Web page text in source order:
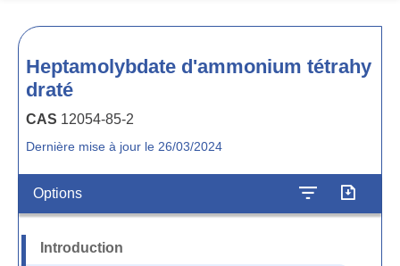
Heptamolybdate d'ammonium tétrahy
draté
CAS 12054-85-2
Dernière mise à jour le 26/03/2024
Options
Introduction